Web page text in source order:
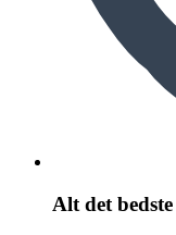
Alt det